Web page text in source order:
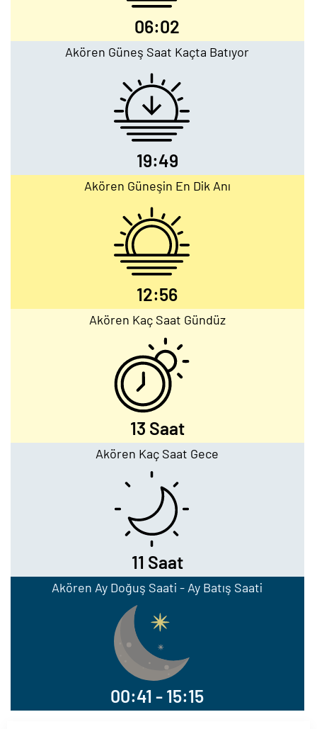
06:02
Akören Güneş Saat Kaçta Batıyor
19:49
Akören Güneşin En Dik Anı
12:56
Akören Kaç Saat Gündüz
13 Saat
Akören Kaç Saat Gece
11 Saat
Akören Ay Doğuş Saati - Ay Batış Saati
00:41 - 15:15